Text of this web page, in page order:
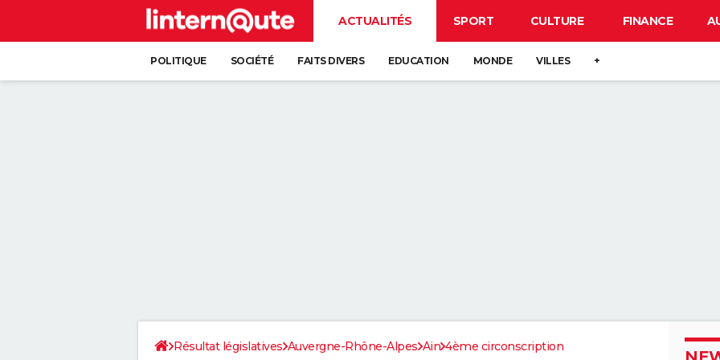
ACTUALITÉS SPORT CULTURE FINANCE
POLITIQUE SOCIÉTÉ FAITS DIVERS EDUCATION MONDE VILLES +
Résultat législatives Auvergne-Rhône-Alpes Ain 4ème circonscription